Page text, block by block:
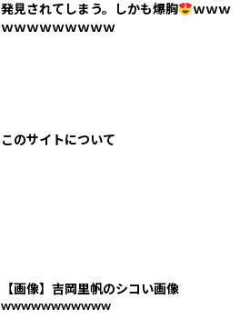
発見されてしまう。しかも爆胸
ｗｗｗ
ｗｗｗｗｗｗｗｗｗ
このサイトについて
【画像】吉岡里帆のシコい画像
wwwwwwwwwww